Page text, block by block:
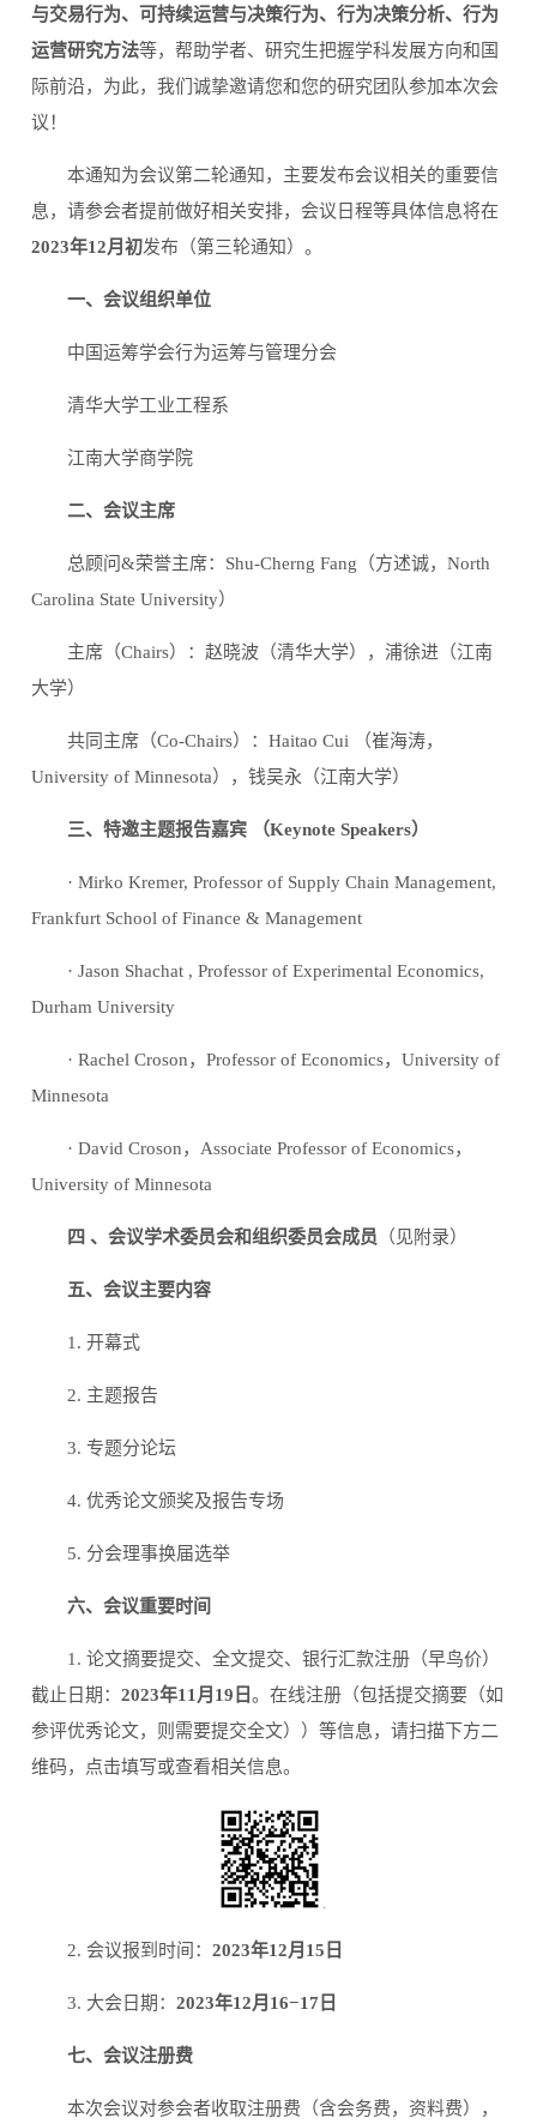
与交易行为、可持续运营与决策行为、行为决策分析、行为
运营研究方法等，帮助学者、研究生把握学科发展方向和国
际前沿，为此，我们诚挚邀请您和您的研究团队参加本次会
议！
本通知为会议第二轮通知，主要发布会议相关的重要信
息，请参会者提前做好相关安排，会议日程等具体信息将在
2023年12月初发布（第三轮通知）。
一、会议组织单位
中国运筹学会行为运筹与管理分会
清华大学工业工程系
江南大学商学院
二、会议主席
总顾问&荣誉主席：Shu-Cherng Fang（方述诚，North
Carolina State University）
主席（Chairs）：赵晓波（清华大学），浦徐进（江南
大学）
共同主席（Co-Chairs）：Haitao Cui （崔海涛，
University of Minnesota），钱吴永（江南大学）
三、特邀主题报告嘉宾 （Keynote Speakers）
· Mirko Kremer, Professor of Supply Chain Management,
Frankfurt School of Finance & Management
· Jason Shachat , Professor of Experimental Economics,
Durham University
· Rachel Croson，Professor of Economics，University of
Minnesota
· David Croson，Associate Professor of Economics，
University of Minnesota
四 、会议学术委员会和组织委员会成员 （见附录）
五、会议主要内容
1. 开幕式
2. 主题报告
3. 专题分论坛
4. 优秀论文颁奖及报告专场
5. 分会理事换届选举
六、会议重要时间
1. 论文摘要提交、全文提交、银行汇款注册（早鸟价）
截止日期：2023年11月19日。在线注册（包括提交摘要（如
参评优秀论文，则需要提交全文））等信息，请扫描下方二
维码，点击填写或查看相关信息。
2. 会议报到时间：2023年12月15日
3. 大会日期：2023年12月16−17日
七、会议注册费
本次会议对参会者收取注册费（含会务费，资料费），